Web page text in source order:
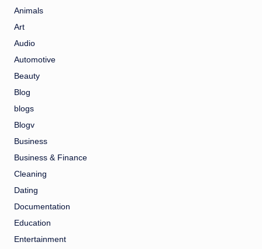
Animals
Art
Audio
Automotive
Beauty
Blog
blogs
Blogv
Business
Business & Finance
Cleaning
Dating
Documentation
Education
Entertainment